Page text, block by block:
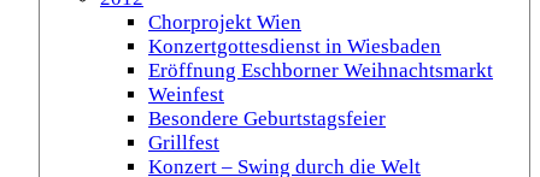
Chorprojekt Wien
Konzertgottesdienst in Wiesbaden
Eröffnung Eschborner Weihnachtsmarkt
Weinfest
Besondere Geburtstagsfeier
Grillfest
Konzert – Swing durch die Welt